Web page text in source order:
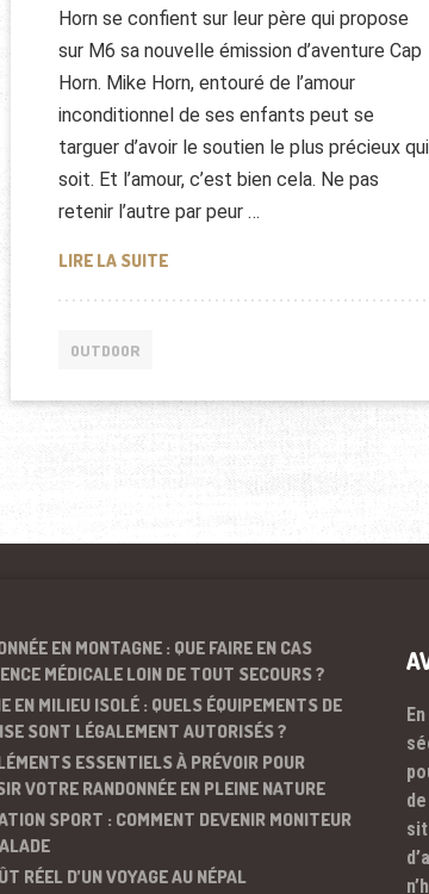
AVEC MIKE HORN
Horn se confient sur leur père qui propose
sur M6 sa nouvelle émission d’aventure Cap
Horn. Mike Horn, entouré de l’amour
inconditionnel de ses enfants peut se
targuer d’avoir le soutien le plus précieux qui
soit. Et l’amour, c’est bien cela. Ne pas
retenir l’autre par peur …
LIRE LA SUITEMIKE HORN, C’EST AUSSI UN PAPA
OUTDOOR
EN MONTAGNE : QUE FAIRE EN CAS
MÉDICALE LOIN DE TOUT SECOURS ?
EN MILIEU ISOLÉ : QUELS ÉQUIPEMENTS DE
SONT LÉGALEMENT AUTORISÉS ?
ESSENTIELS À PRÉVOIR POUR
VOTRE RANDONNÉE EN PLEINE NATURE
SPORT : COMMENT DEVENIR MONITEUR
RÉEL D’UN VOYAGE AU NÉPAL